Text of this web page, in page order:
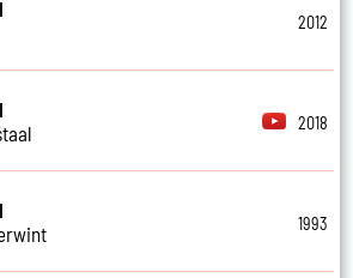
2012
2018
1993